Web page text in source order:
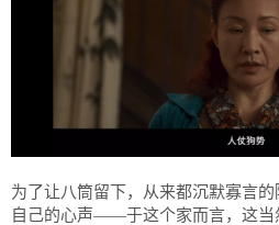
为了让八筒留下，从来都沉默寡言
自己的心声——于这个家而言，这当